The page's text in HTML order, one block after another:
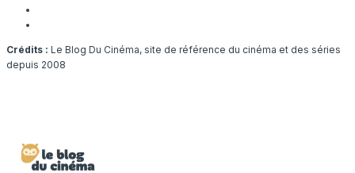
Crédits : Le Blog Du Cinéma, site de référence du cinéma et des séries
depuis 2008